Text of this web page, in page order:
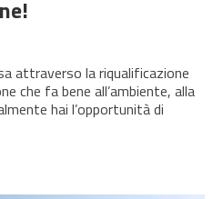
attraverso la riqualificazione
che fa bene all’ambiente, alla
hai l’opportunità di